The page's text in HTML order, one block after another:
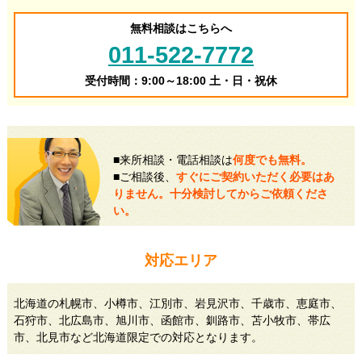
無料相談はこちらへ
011-522-7772
受付時間：9:00～18:00 土・日・祝休
■来所相談・電話相談は何度でも無料。
■ご相談後、 すぐにご契約いただく必要はあ
りません。十分検討してからご依頼くださ
い。
対応エリア
北海道の札幌市、小樽市、江別市、岩見沢市、千歳市、恵庭市、
石狩市、北広島市、旭川市、函館市、釧路市、苫小牧市、帯広
市、北見市など北海道限定での対応となります。